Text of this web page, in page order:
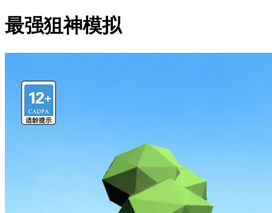
最强狙神模拟